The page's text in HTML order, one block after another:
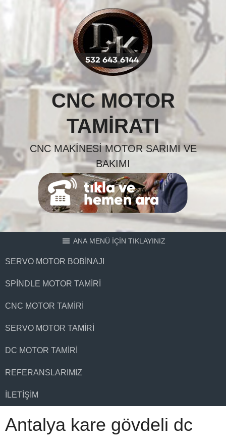
CNC MOTOR
TAMIRATI
CNC MAKINESI MOTOR SARIMI VE
BAKIMI
ANA MENÜ İÇİN TIKLAYINIZ
SERVO MOTOR BOBINAJI
SPINDLE MOTOR TAMIRI
CNC MOTOR TAMIRI
SERVO MOTOR TAMIRI
DC MOTOR TAMIRI
REFERANSLARIMIZ
İLETIŞIM
Antalya kare gövdeli dc